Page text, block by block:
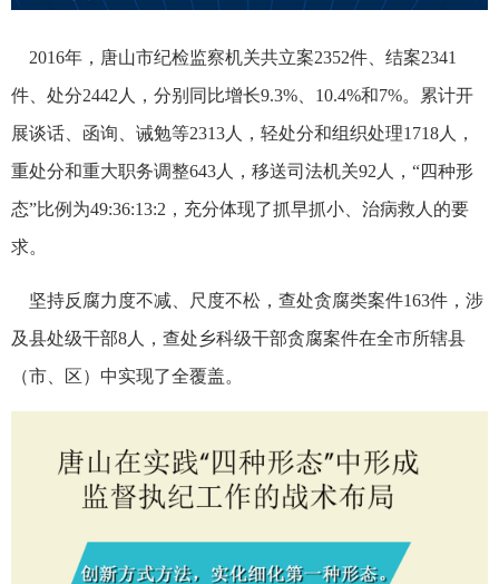
2016年，唐山市纪检监察机关共立案2352件、结案2341
件、处分2442人，分别同比增长9.3%、10.4%和7%。累计开
展谈话、函询、诫勉等2313人，轻处分和组织处理1718人，
重处分和重大职务调整643人，移送司法机关92人，“四种形
态”比例为49:36:13:2，充分体现了抓早抓小、治病救人的要
求。
坚持反腐力度不减、尺度不松，查处贪腐类案件163件，涉
及县处级干部8人，查处乡科级干部贪腐案件在全市所辖县
（市、区）中实现了全覆盖。